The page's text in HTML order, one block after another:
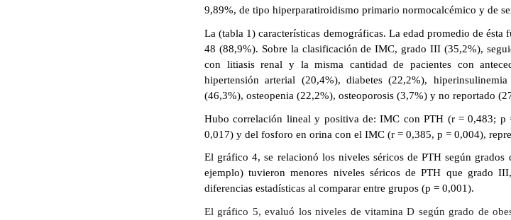
9,89%, de tipo hiperparatiroidismo primario normocalcémico y de
La (tabla 1) características demográficas. La edad promedio de
48 (88,9%). Sobre la clasificación de IMC, grado III (35,2%),
con litiasis renal y la misma cantidad de pacientes con
hipertensión arterial (20,4%), diabetes (22,2%),
(46,3%), osteopenia (22,2%), osteoporosis (3,7%) y no reportado
Hubo correlación lineal y positiva de: IMC con PTH (r = 0,483;
0,017) y del fosforo en orina con el IMC (r = 0,385, p = 0,004),
El gráfico 4, se relacionó los niveles séricos de PTH según
ejemplo) tuvieron menores niveles séricos de PTH que grado
diferencias estadísticas al comparar entre grupos (p = 0,001).
El gráfico 5, evaluó los niveles de vitamina D según grado de